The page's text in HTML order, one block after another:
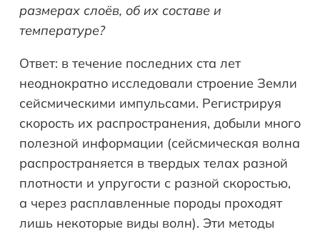
размерах слоёв, об их составе и
температуре?
Ответ: в течение последних ста лет
неоднократно исследовали строение Земли
сейсмическими импульсами. Регистрируя
скорость их распространения, добыли много
полезной информации (сейсмическая волна
распространяется в твердых телах разной
плотности и упругости с разной скоростью,
а через расплавленные породы проходят
лишь некоторые виды волн). Эти методы